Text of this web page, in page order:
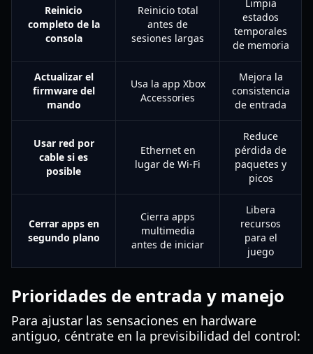
Reinicio
completo de la
consola
Reinicio total
antes de
sesiones largas
Limpia
estados
temporales
de memoria
Actualizar el
firmware del
mando
Usa la app Xbox
Accessories
Mejora la
consistencia
de entrada
Usar red por
cable si es
posible
Ethernet en
lugar de Wi-Fi
Reduce
pérdida de
paquetes y
picos
Cerrar apps en
segundo plano
Cierra apps
multimedia
antes de iniciar
Libera
recursos
para el
juego
Prioridades de entrada y manejo
Para ajustar las sensaciones en hardware
antiguo, céntrate en la previsibilidad del control: